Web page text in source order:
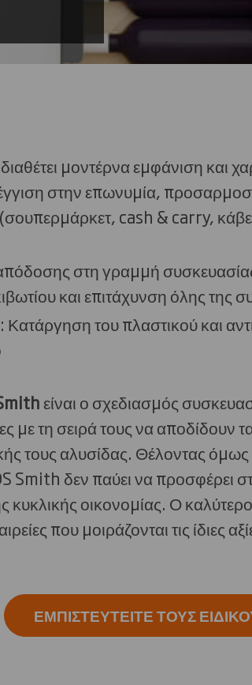
μοντέρνα εμφάνιση και
στην επωνυμία,
cash & carry,
στη γραμμή
και επιτάχυνση όλης της
του πλαστικού και
είναι ο σχεδιασμός
με τη σειρά τους να αποδίδουν
τους αλυσίδας. Θέλοντας
Smith δεν παύει να προσφέρει
οικονομίας. Ο
που μοιράζονται τις ίδιες
ΕΜΠΙΣΤΕΥΤΕΊΤΕ ΤΟΥΣ